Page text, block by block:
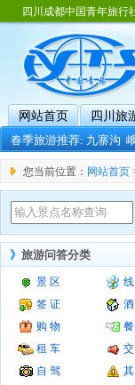
四川成都中国青年旅行
网站首页 四川旅
春季旅游推荐:九寨沟
您当前位置： 网站首页
》 旅游问答分类
景 区
签 证
购 物
租 车
自 驾